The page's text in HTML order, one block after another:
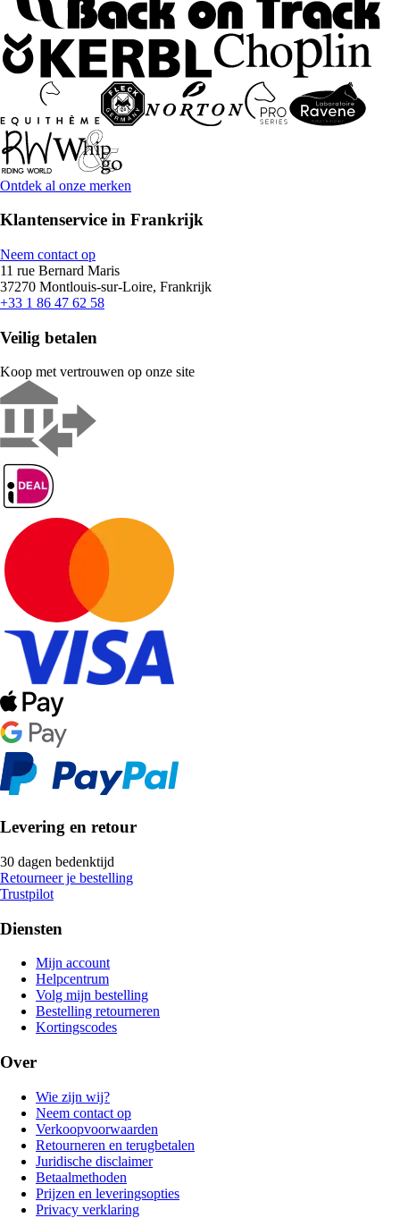
Ontdek al onze merken
Klantenservice in Frankrijk
Neem contact op
11 rue Bernard Maris
37270 Montlouis-sur-Loire, Frankrijk
+33 1 86 47 62 58
Veilig betalen
Koop met vertrouwen op onze site
Levering en retour
30 dagen bedenktijd
Retourneer je bestelling
Trustpilot
Diensten
Mijn account
Helpcentrum
Volg mijn bestelling
Bestelling retourneren
Kortingscodes
Over
Wie zijn wij?
Neem contact op
Verkoopvoorwaarden
Retourneren en terugbetalen
Juridische disclaimer
Betaalmethoden
Prijzen en leveringsopties
Privacy verklaring